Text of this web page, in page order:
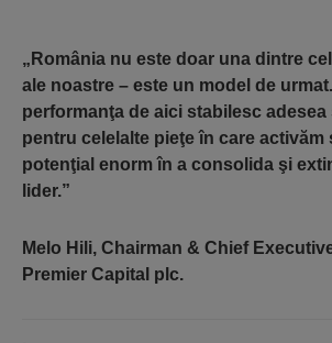
„România nu este doar una dintre
ale noastre – este un model de
performanţa de aici stabilesc
pentru celelalte pieţe în care activăm
potenţial enorm în a consolida şi
lider.”
Melo Hili, Chairman & Chief
Premier Capital plc.